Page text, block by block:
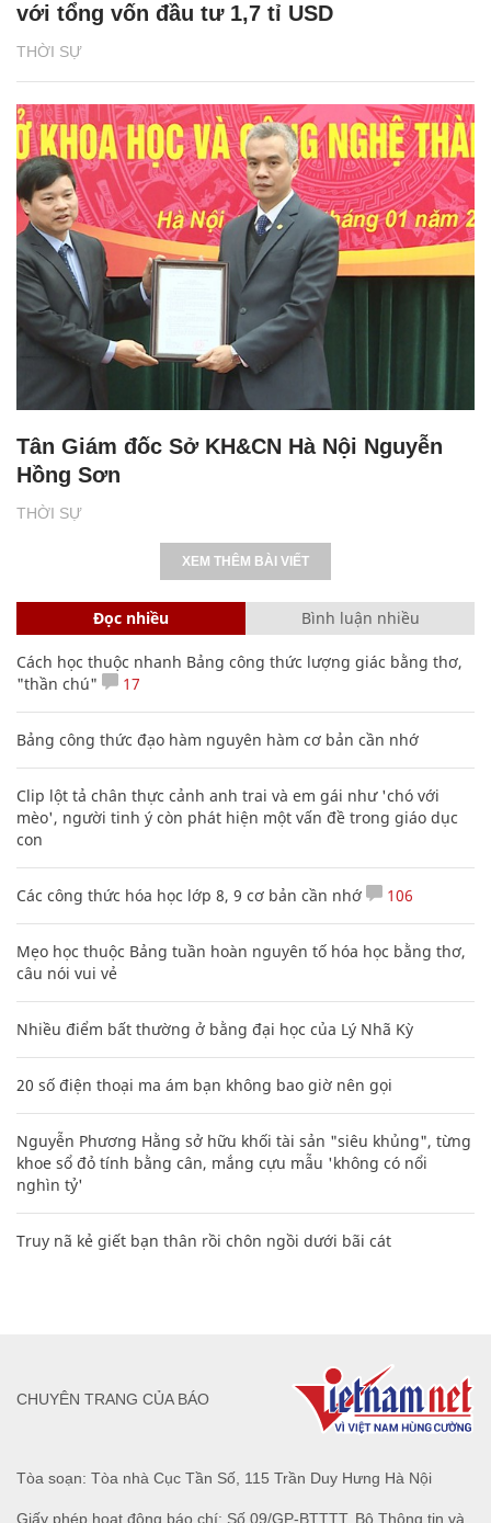
THỜI SỰ
với tổng vốn đầu tư 1,7 tỉ USD
THỜI SỰ
Tân Giám đốc Sở KH&CN Hà Nội Nguyễn
Hồng Sơn
XEM THÊM BÀI VIẾT
Đọc nhiều Bình luận nhiều
Cách học thuộc nhanh Bảng công thức lượng giác bằng thơ,
"thần chú"
17
Bảng công thức đạo hàm nguyên hàm cơ bản cần nhớ
Clip lột tả chân thực cảnh anh trai và em gái như 'chó với
mèo', người tinh ý còn phát hiện một vấn đề trong giáo dục
con
Các công thức hóa học lớp 8, 9 cơ bản cần nhớ 106
Mẹo học thuộc Bảng tuần hoàn nguyên tố hóa học bằng thơ,
câu nói vui vẻ
Nhiều điểm bất thường ở bằng đại học của Lý Nhã Kỳ
20 số điện thoại ma ám bạn không bao giờ nên gọi
Nguyễn Phương Hằng sở hữu khối tài sản "siêu khủng", từng
khoe sổ đỏ tính bằng cân, mắng cựu mẫu 'không có nổi
nghìn tỷ'
Truy nã kẻ giết bạn thân rồi chôn ngồi dưới bãi cát
Tòa soạn: Tòa nhà Cục Tần Số, 115 Trần Duy Hưng Hà Nội
Giấy phép hoạt động báo chí: Số 09/GP-BTTTT, Bộ Thông tin và
CHUYÊN TRANG CỦA BÁO